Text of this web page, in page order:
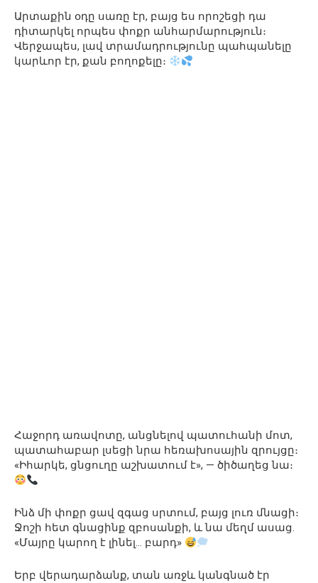
Արտաքին օդը սառը էր, բայց ես որոշեցի դա
դիտարկել որպես փոքր անհարմարություն։
Վերջապես, լավ տրամադրությունը պահպանելը
կարևոր էր, քան բողոքելը։
Հաջորդ առավոտը, անցնելով պատուհանի մոտ,
պատահաբար լսեցի նրա հեռախոսային զրույցը։
«Իհարկե, ցնցուղը աշխատում է», — ծիծաղեց նա։
Ինձ մի փոքր ցավ զգաց սրտում, բայց լուռ մնացի։
Ջոշի հետ գնացինք զբոսանքի, և նա մեղմ ասաց.
«Մայրը կարող է լինել… բարդ»
Երբ վերադարձանք, տան առջև կանգնած էր